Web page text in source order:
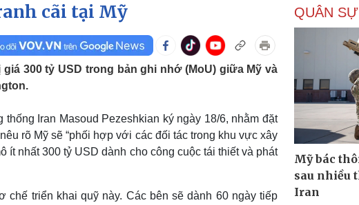
Infographic
thể thao
Ô tô - Xe máy
Tư vấn
Doanh nghiệp
Thông tin doanh nghiệp
Doanh nhân
Vì cộng đồng
Thời trang
Săn Tour
cãi tại Mỹ
300 tỷ USD trong bản ghi nhớ (MoU) giữa Mỹ và
Iran Masoud Pezeshkian ký ngày 18/6, nhằm đặt
rõ Mỹ sẽ “phối hợp với các đối tác trong khu vực xây
nhất 300 tỷ USD dành cho công cuộc tái thiết và phát
chế triển khai quỹ này. Các bên sẽ dành 60 ngày tiếp
QUÂN
Mỹ bác
sau nhiều
Iran